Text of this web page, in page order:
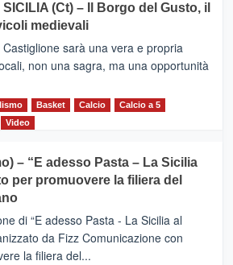
(Ct) – Il Borgo del Gusto, il
medievali
sarà una vera e propria
non una sagra, ma una opportunità
Basket Calcio
Calcio a 5
Video
– “E adesso Pasta – La Sicilia
per promuovere la filiera del
di “E adesso Pasta - La Sicilia al
da Fizz Comunicazione con
la filiera del...